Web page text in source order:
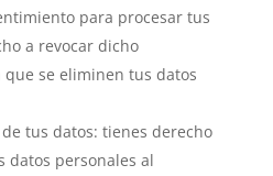
para procesar tus
a revocar dicho
se eliminen tus datos
tus datos: tienes derecho
datos personales al